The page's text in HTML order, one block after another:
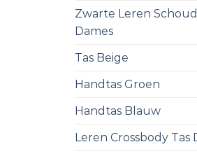
Zwarte Leren
Dames
Tas Beige
Handtas Groen
Handtas Blauw
Leren Crossbody Tas